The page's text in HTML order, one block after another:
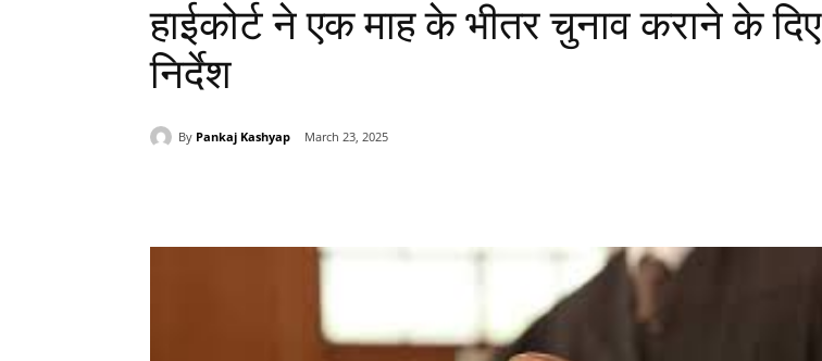
हाईकोर्ट ने एक माह के भीतर चुनाव कराने के दिए
निर्देश
By Pankaj Kashyap March 23, 2025